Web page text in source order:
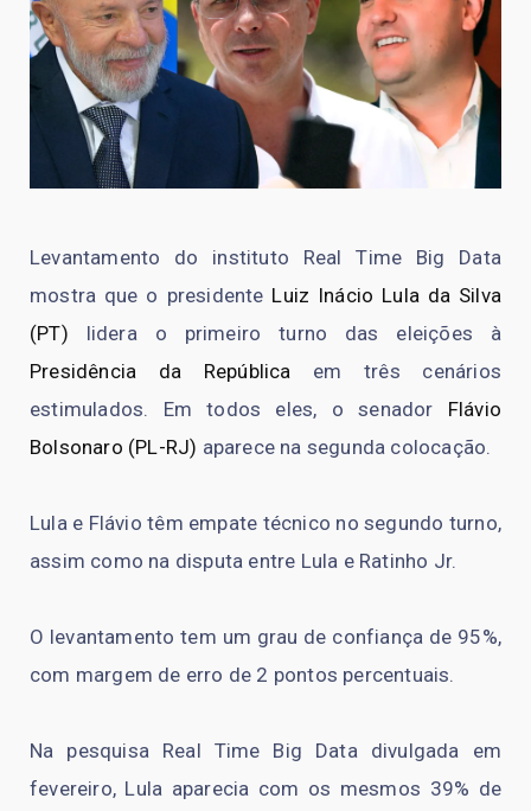
Levantamento do instituto Real Time Big Data
mostra que o presidente Luiz Inácio Lula da Silva
(PT) lidera o primeiro turno das eleições à
Presidência da República em três cenários
estimulados. Em todos eles, o senador Flávio
Bolsonaro (PL-RJ) aparece na segunda colocação.
Lula e Flávio têm empate técnico no segundo turno,
assim como na disputa entre Lula e Ratinho Jr.
O levantamento tem um grau de confiança de 95%,
com margem de erro de 2 pontos percentuais.
Na pesquisa Real Time Big Data divulgada em
fevereiro, Lula aparecia com os mesmos 39% de